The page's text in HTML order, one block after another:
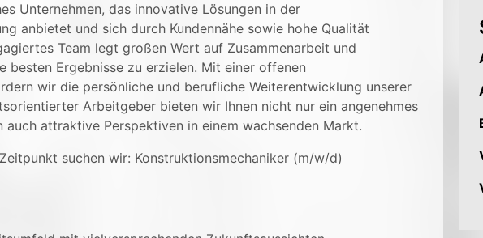
Unternehmen, das innovative Lösungen in der
anbietet und sich durch Kundennähe sowie hohe Qualität
Team legt großen Wert auf Zusammenarbeit und
besten Ergebnisse zu erzielen. Mit einer offenen
wir die persönliche und berufliche Weiterentwicklung unserer
Arbeitgeber bieten wir Ihnen nicht nur ein angenehmes
auch attraktive Perspektiven in einem wachsenden Markt.
suchen wir: Konstruktionsmechaniker (m/w/d)